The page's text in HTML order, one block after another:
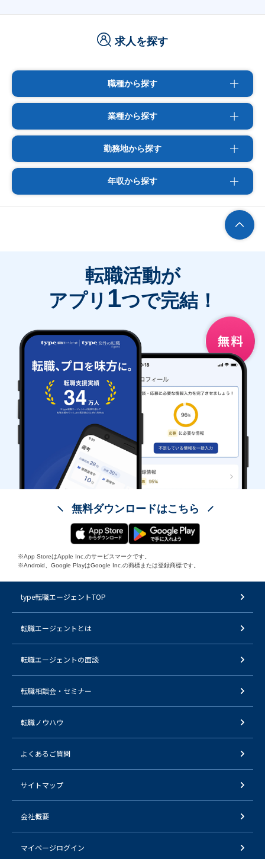
求人を探す
職種から探す
業種から探す
勤務地から探す
年収から探す
転職活動が
アプリ 1つで完結！
無料ダウンロードはこちら
※App StoreはApple Inc.のサービスマークです。
※Android、Google PlayはGoogle Inc.の商標または登録商標です。
type転職エージェントTOP
転職エージェントとは
転職エージェントの面談
転職相談会・セミナー
転職ノウハウ
よくあるご質問
サイトマップ
会社概要
マイページログイン